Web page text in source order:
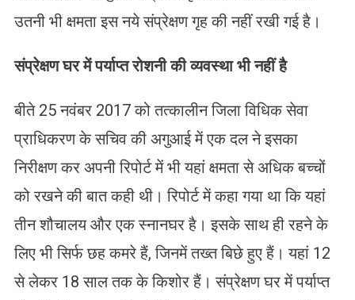
उतनी भी क्षमता इस नये संप्रेक्षण गृह की नहीं रखी गई है।
संप्रेक्षण घर में पर्याप्त रोशनी की व्यवस्था भी नहीं है
बीते 25 नवंबर 2017 को तत्कालीन जिला विधिक सेवा
प्राधिकरण के सचिव की अगुआई में एक दल ने इसका
निरीक्षण कर अपनी रिपोर्ट में भी यहां क्षमता से अधिक बच्चों
को रखने की बात कही थी। रिपोर्ट में कहा गया था कि यहां
तीन शौचालय और एक स्नानघर है। इसके साथ ही रहने के
लिए भी सिर्फ छह कमरे हैं, जिनमें तख्त बिछे हुए हैं। यहां 12
से लेकर 18 साल तक के किशोर हैं। संप्रेक्षण घर में पर्याप्त